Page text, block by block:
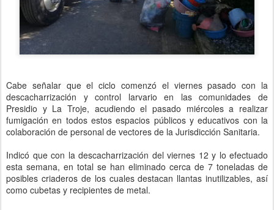
Cabe señalar que el ciclo comenzó el viernes pasado con la
descacharrización y control larvario en las comunidades de
Presidio y La Troje, acudiendo el pasado miércoles a realizar
fumigación en todos estos espacios públicos y educativos con la
colaboración de personal de vectores de la Jurisdicción Sanitaria.
Indicó que con la descacharrización del viernes 12 y lo efectuado
esta semana, en total se han eliminado cerca de 7 toneladas de
posibles criaderos de los cuales destacan llantas inutilizables, así
como cubetas y recipientes de metal.